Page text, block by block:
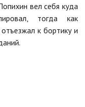
вел себя куда
тогда как
к бортику и